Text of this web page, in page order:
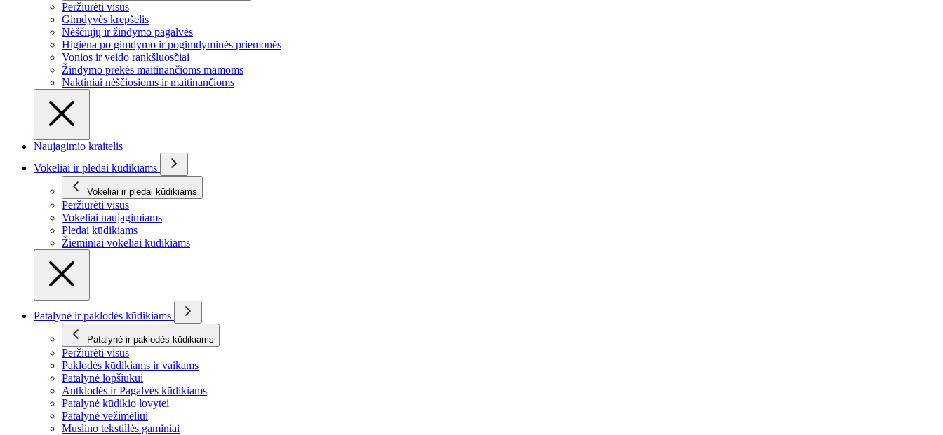
Peržiūrėti visus
Gimdyvės krepšelis
Nėščiųjų ir žindymo pagalvės
Higiena po gimdymo ir pogimdyminės priemonės
Vonios ir veido rankšluosčiai
Žindymo prekės maitinančioms mamoms
Naktiniai nėščiosioms ir maitinančioms
Naujagimio kraitelis
Vokeliai ir pledai kūdikiams
Vokeliai ir pledai kūdikiams
Peržiūrėti visus
Vokeliai naujagimiams
Pledai kūdikiams
Žieminiai vokeliai kūdikiams
Patalynė ir paklodės kūdikiams
Patalynė ir paklodės kūdikiams
Peržiūrėti visus
Paklodės kūdikiams ir vaikams
Patalynė lopšiukui
Antklodės ir Pagalvės kūdikiams
Patalynė kūdikio lovytei
Patalynė vežimėliui
Muslino tekstillės gaminiai